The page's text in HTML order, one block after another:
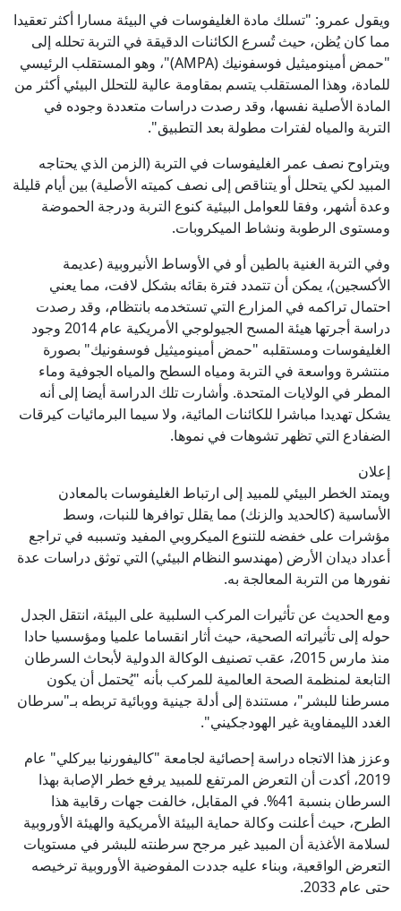
ويقول عمرو: "تسلك مادة الغليفوسات في البيئة مسارا أكثر تعقيدا
مما كان يُظن، حيث تُسرع الكائنات الدقيقة في التربة تحلله إلى
"حمض أمينوميثيل فوسفونيك (AMPA)"، وهو المستقلب الرئيسي
للمادة، وهذا المستقلب يتسم بمقاومة عالية للتحلل البيئي أكثر من
المادة الأصلية نفسها، وقد رصدت دراسات متعددة وجوده في
التربة والمياه لفترات مطولة بعد التطبيق".
ويتراوح نصف عمر الغليفوسات في التربة (الزمن الذي يحتاجه
المبيد لكي يتحلل أو يتناقص إلى نصف كميته الأصلية) بين أيام قليلة
وعدة أشهر، وفقا للعوامل البيئية كنوع التربة ودرجة الحموضة
ومستوى الرطوبة ونشاط الميكروبات.
وفي التربة الغنية بالطين أو في الأوساط الأنيروبية (عديمة
الأكسجين)، يمكن أن تتمدد فترة بقائه بشكل لافت، مما يعني
احتمال تراكمه في المزارع التي تستخدمه بانتظام، وقد رصدت
دراسة أجرتها هيئة المسح الجيولوجي الأمريكية عام 2014 وجود
الغليفوسات ومستقلبه "حمض أمينوميثيل فوسفونيك" بصورة
منتشرة وواسعة في التربة ومياه السطح والمياه الجوفية وماء
المطر في الولايات المتحدة. وأشارت تلك الدراسة أيضا إلى أنه
يشكل تهديدا مباشرا للكائنات المائية، ولا سيما البرمائيات كيرقات
الضفادع التي تظهر تشوهات في نموها.
إعلان
ويمتد الخطر البيئي للمبيد إلى ارتباط الغليفوسات بالمعادن
الأساسية (كالحديد والزنك) مما يقلل توافرها للنبات، وسط
مؤشرات على خفضه للتنوع الميكروبي المفيد وتسببه في تراجع
أعداد ديدان الأرض (مهندسو النظام البيئي) التي توثق دراسات عدة
نفورها من التربة المعالجة به.
ومع الحديث عن تأثيرات المركب السلبية على البيئة، انتقل الجدل
حوله إلى تأثيراته الصحية، حيث أثار انقساما علميا ومؤسسيا حادا
منذ مارس 2015، عقب تصنيف الوكالة الدولية لأبحاث السرطان
التابعة لمنظمة الصحة العالمية للمركب بأنه "يُحتمل أن يكون
مسرطنا للبشر"، مستندة إلى أدلة جينية ووبائية تربطه بـ"سرطان
الغدد الليمفاوية غير الهودجكيني".
وعزز هذا الاتجاه دراسة إحصائية لجامعة "كاليفورنيا بيركلي" عام
2019، أكدت أن التعرض المرتفع للمبيد يرفع خطر الإصابة بهذا
السرطان بنسبة 41%. في المقابل، خالفت جهات رقابية هذا
الطرح، حيث أعلنت وكالة حماية البيئة الأمريكية والهيئة الأوروبية
لسلامة الأغذية أن المبيد غير مرجح سرطنته للبشر في مستويات
التعرض الواقعية، وبناء عليه جددت المفوضية الأوروبية ترخيصه
حتى عام 2033.